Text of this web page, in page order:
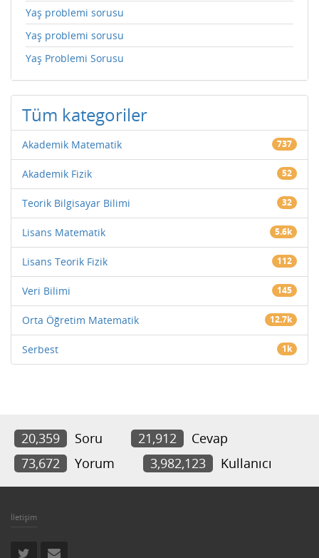
Yaş problemi sorusu
Yaş problemi sorusu
Yaş Problemi Sorusu
Tüm kategoriler
Akademik Matematik 737
Akademik Fizik 52
Teorik Bilgisayar Bilimi 32
Lisans Matematik 5.6k
Lisans Teorik Fizik 112
Veri Bilimi 145
Orta Öğretim Matematik 12.7k
Serbest 1k
20,359 Soru 21,912
Cevap
73,672
Yorum 3,982,123 Kullanıcı
İletişim